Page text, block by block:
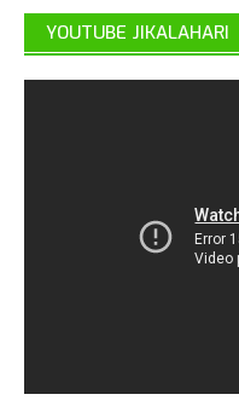
YOUTUBE JIKALAHARI